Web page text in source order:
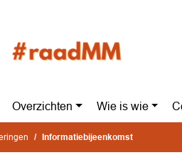
Overzichten Wie is wie
Informatiebijeenkomst